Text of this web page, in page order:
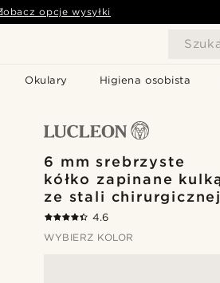
Okulary Higiena osobista
opcje wysyłki
6 mm srebrzyste
kółko zapinane
ze stali chirurgicznej
4.6
WYBIERZ KOLOR